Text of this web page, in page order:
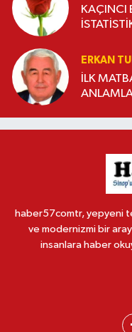
KAÇINCI BOYUTUNDASIN
ERKAN
İLK
haber57comtr, yepyeni
ve modernizmi bir
insanlara haber